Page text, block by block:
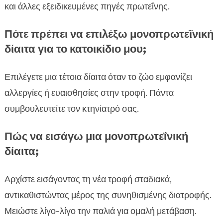
και άλλες εξειδικευμένες πηγές πρωτεΐνης.
Πότε πρέπει να επιλέξω μονοπρωτεΐνική
δίαιτα για το κατοικίδιο μου;
Επιλέγετε μια τέτοια δίαιτα όταν το ζώο εμφανίζει
αλλεργίες ή ευαισθησίες στην τροφή. Πάντα
συμβουλευτείτε τον κτηνίατρό σας.
Πώς να εισάγω μια μονοπρωτεΐνική
δίαιτα;
Αρχίστε εισάγοντας τη νέα τροφή σταδιακά,
αντικαθιστώντας μέρος της συνηθισμένης διατροφής.
Μειώστε λίγο-λίγο την παλιά για ομαλή μετάβαση.